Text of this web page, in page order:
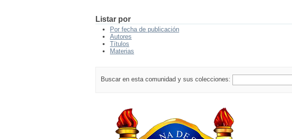
Listar por
Por fecha de publicación
Autores
Títulos
Materias
Buscar en esta comunidad y sus colecciones: